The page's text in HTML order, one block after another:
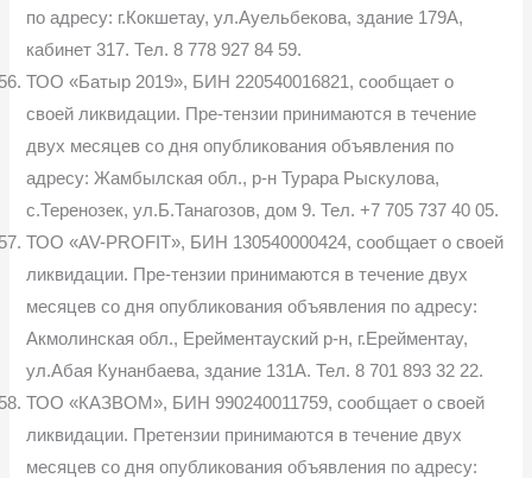
по адресу: г.Кокшетау, ул.Ауельбекова, здание 179А,
кабинет 317. Тел. 8 778 927 84 59.
ТОО «Батыр 2019», БИН 220540016821, сообщает о
своей ликвидации. Пре-тензии принимаются в течение
двух месяцев со дня опубликования объявления по
адресу: Жамбылская обл., р-н Турара Рыскулова,
с.Теренозек, ул.Б.Танагозов, дом 9. Тел. +7 705 737 40 05.
ТОО «AV-PROFIT», БИН 130540000424, сообщает о своей
ликвидации. Пре-тензии принимаются в течение двух
месяцев со дня опубликования объявления по адресу:
Акмолинская обл., Ерейментауский р-н, г.Ерейментау,
ул.Абая Кунанбаева, здание 131А. Тел. 8 701 893 32 22.
ТОО «КАЗВОМ», БИН 990240011759, сообщает о своей
ликвидации. Претензии принимаются в течение двух
месяцев со дня опубликования объявления по адресу: